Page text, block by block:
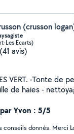
(crusson
Les Ecarts)
(41 avis)
de pelouse -
- pose de clôture
Yvon : 5/5
donnés. Merci